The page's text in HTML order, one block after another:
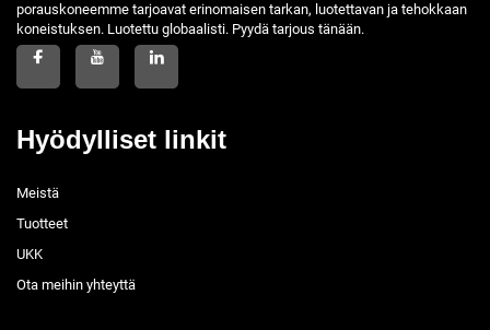
porauskoneemme tarjoavat erinomaisen tarkan, luotettavan ja tehokkaan
koneistuksen. Luotettu globaalisti. Pyydä tarjous tänään.
Hyödylliset linkit
Meistä
Tuotteet
UKK
Ota meihin yhteyttä